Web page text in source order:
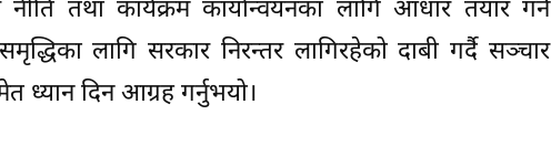
तथा कार्यक्रम कार्यान्वयनका लागि आधार तयार गर्ने
लागि सरकार निरन्तर लागिरहेको दाबी गर्दै सञ्चार
ध्यान दिन आग्रह गर्नुभयो।